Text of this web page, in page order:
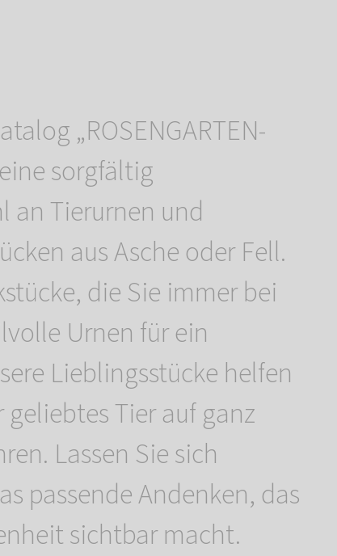
„ROSENGARTEN-
sorgfältig
an Tierurnen und
aus Asche oder Fell.
die Sie immer bei
Urnen für ein
Lieblingsstücke helfen
Tier auf ganz
Lassen Sie sich
passende Andenken, das
sichtbar macht.